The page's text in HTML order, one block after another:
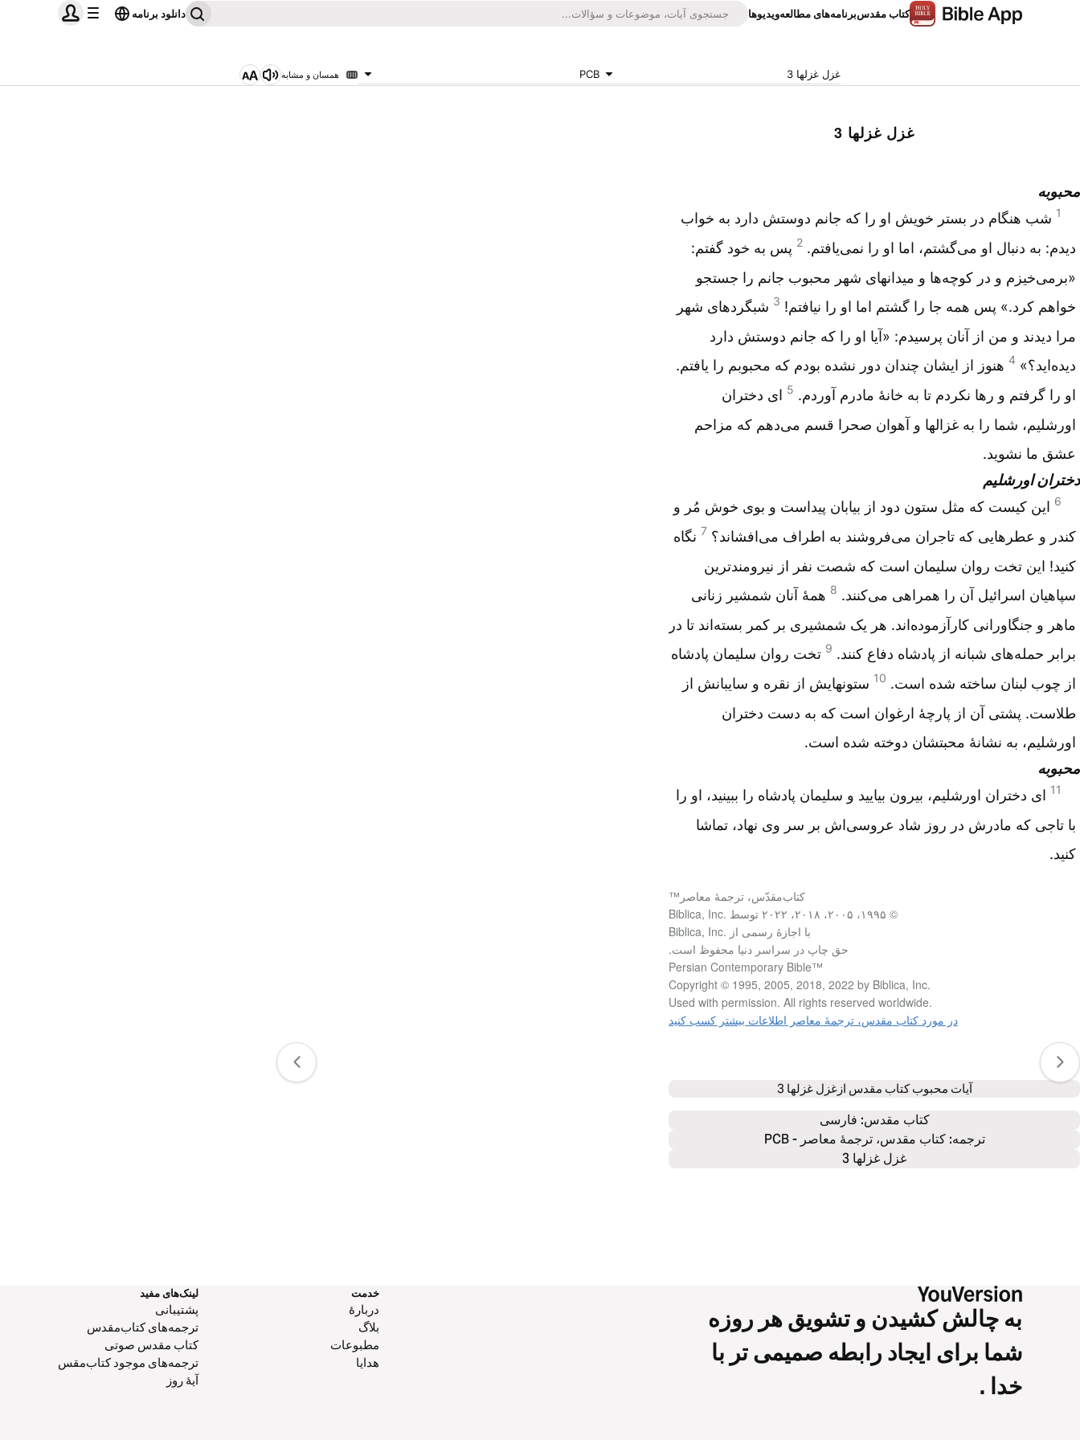
كتاب‌ مقدسبرنامه‌های مطالعهویدیوها دانلود برنامه
غزل غزلها 3 PCB همسان و مشابه
غزل غزلها 3
محبوبه
1 شب هنگام در بستر خویش او را که جانم دوستش دارد به خواب
دیدم: به دنبال او می‌گشتم، اما او را نمی‌یافتم. 2 پس به خود گفتم:
«برمی‌خیزم و در کوچه‌ها و میدانهای شهر محبوب جانم را جستجو
خواهم کرد.» پس همه جا را گشتم اما او را نیافتم! 3 شبگردهای شهر
مرا دیدند و من از آنان پرسیدم: «آیا او را که جانم دوستش دارد
دیده‌اید؟» 4 هنوز از ایشان چندان دور نشده بودم که محبوبم را یافتم.
او را گرفتم و رها نکردم تا به خانهٔ مادرم آوردم. 5 ای دختران
اورشلیم، شما را به غزالها و آهوان صحرا قسم می‌دهم که مزاحم
عشق ما نشوید.
دختران اورشلیم
6 این کیست که مثل ستون دود از بیابان پیداست و بوی خوش مُر و
کندر و عطرهایی که تاجران می‌فروشند به اطراف می‌افشاند؟ 7 نگاه
کنید! این تخت روان سلیمان است که شصت نفر از نیرومندترین
سپاهیان اسرائیل آن را همراهی می‌کنند. 8 همهٔ آنان شمشیر زنانی
ماهر و جنگاورانی کارآزموده‌اند. هر یک شمشیری بر کمر بسته‌اند تا در
برابر حمله‌های شبانه از پادشاه دفاع کنند. 9 تخت روان سلیمان پادشاه
از چوب لبنان ساخته شده است. 10 ستونهایش از نقره و سایبانش از
طلاست. پشتی آن از پارچهٔ ارغوان است که به دست دختران
اورشلیم، به نشانهٔ محبتشان دوخته شده است.
محبوبه
11 ای دختران اورشلیم، بیرون بیایید و سلیمان پادشاه را ببینید، او را
با تاجی که مادرش در روز شاد عروسی‌اش بر سر وی نهاد، تماشا
کنید.
کتاب‌مقدّس، ترجمۀ معاصر™
© ۱۹۹۵، ۲۰۰۵، ۲۰۱۸، ۲۰۲۲ توسط Biblica, Inc.‎
با اجازۀ رسمی از Biblica, Inc.‎
حق چاپ در سراسر دنیا محفوظ است.
Persian Contemporary Bible™‎
Copyright © 1995, 2005, 2018, 2022 by Biblica, Inc.‎
Used with permission. All rights reserved worldwide.‎
در مورد کتاب مقدس، ترجمۀ معاصر اطلاعات بیشتر کسب کنید
آیات محبوب کتاب مقدس ازغزل غزلها 3
كتاب‌ مقدس:
فارسی
ترجمه: کتاب مقدس، ترجمۀ معاصر - PCB
غزل غزلها 3
به چالش کشیدن و تشویق هر روزه
شما برای ایجاد رابطه صمیمی تر با
خدا .
خدمت
دربارهٔ
بلاگ
مطبوعات
هدایا
لینک‌های مفید
پشتیبانی
ترجمه‌های کتاب‌مقدس
کتاب‌ مقدس صوتی
ترجمه‌های موجود کتاب‌مقس
آیۀ روز